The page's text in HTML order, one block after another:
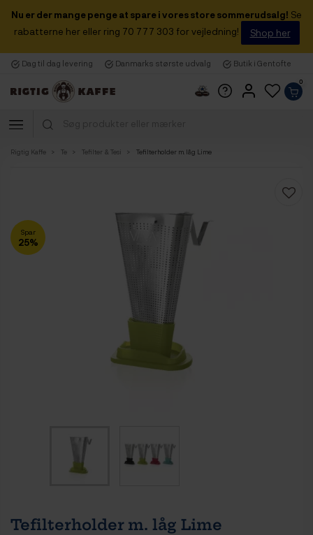
Nu er der mange penge at spare i vores store sommerudsalg! Se
rabatterne her eller ring 70 777 303 for vejledning!
Shop her
Dag til dag levering Danmarks største udvalg Butik i Gentofte
0
Rigtig Kaffe Te Tefilter & Tesi Tefilterholder m. låg Lime
Spar
25%
Tefilterholder m. låg Lime